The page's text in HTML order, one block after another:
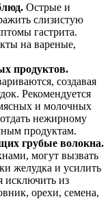
Острые и
слизистую
гастрита.
на вареные,
продуктов.
создавая
Рекомендуется
и молочных
нежирному
продуктам.
грубые волокна.
могут вызвать
желудка и усилить
исключить из
орехи, семена,